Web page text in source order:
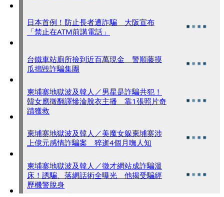
日本首例！防止長者遭詐騙 大阪宣布
「禁止在ATM前講電話」
台鐵車站廁所撿到近百萬現金 警順藤摸
瓜搗毀詐騙集團
柬埔寨地獄波及韓人／男星是詐騙共犯！
韓女應徵翻譯慘淪脫衣主播 靠1張照片奇
蹟獲救
柬埔寨地獄波及韓人／美魔女躲柬埔寨涉
上億元感情詐騙案 猝逝4個月嘸人知
柬埔寨地獄波及韓人／徵才網站成詐騙溫
床！誘騙、落網話術全曝光 他揭受騙經
歷機警脫身